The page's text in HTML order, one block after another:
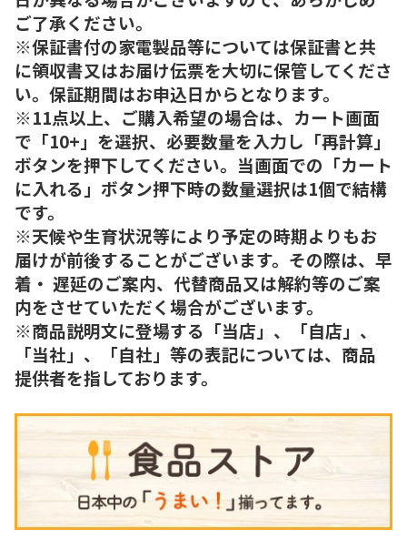
ご了承ください。
※保証書付の家電製品等については保証書と共
に領収書又はお届け伝票を大切に保管してくださ
い。保証期間はお申込日からとなります。
※11点以上、ご購入希望の場合は、カート画面
で「10+」を選択、必要数量を入力し「再計算」
ボタンを押下してください。当画面での「カート
に入れる」ボタン押下時の数量選択は1個で結構
です。
※天候や生育状況等により予定の時期よりもお
届けが前後することがございます。その際は、早
着・ 遅延のご案内、代替商品又は解約等のご案
内をさせていただく場合がございます。
※商品説明文に登場する「当店」、「自店」、
「当社」、「自社」等の表記については、商品
提供者を指しております。